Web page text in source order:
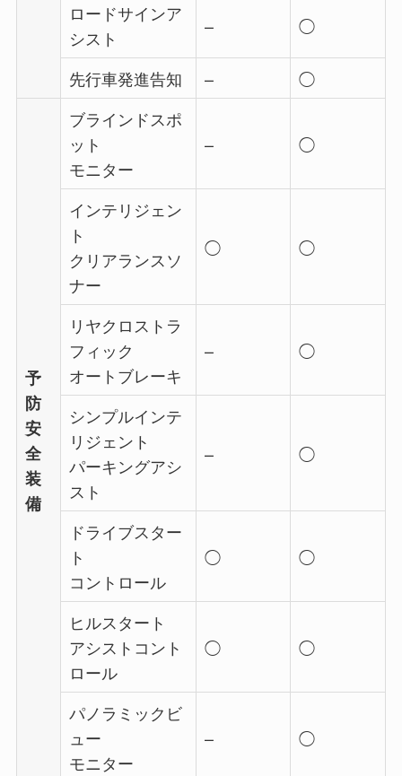
ロードサインア
シスト
– ◯
先行車発進告知 – ◯
予
防
安
全
装
備
ブラインドスポ
ット
モニター
– ◯
インテリジェン
ト
クリアランスソ
ナー
◯ ◯
リヤクロストラ
フィック
オートブレーキ
– ◯
シンプルインテ
リジェント
パーキングアシ
スト
– ◯
ドライブスター
ト
コントロール
◯ ◯
ヒルスタート
アシストコント
ロール
◯ ◯
パノラミックビ
ュー
モニター
– ◯